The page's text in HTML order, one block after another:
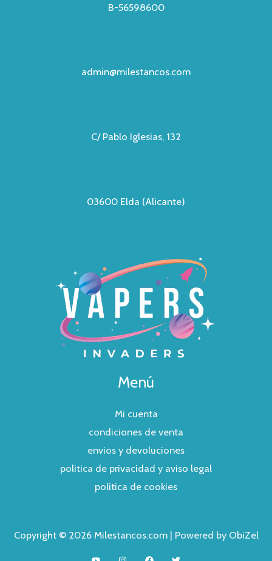
B-56598600
admin@milestancos.com
C/ Pablo Iglesias, 132
03600 Elda (Alicante)
Menú
Mi cuenta
condiciones de venta
envios y devoluciones
politica de privacidad y aviso legal
politica de cookies
Copyright © 2026 Milestancos.com | Powered by ObiZel